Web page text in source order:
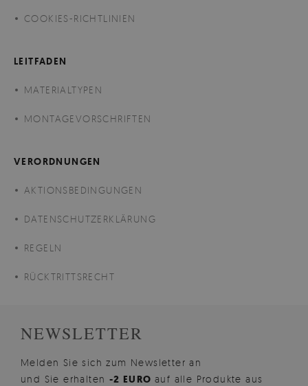
COOKIES-RICHTLINIEN
LEITFADEN
MATERIALTYPEN
MONTAGEVORSCHRIFTEN
VERORDNUNGEN
AKTIONSBEDINGUNGEN
DATENSCHUTZERKLÄRUNG
REGELN
RÜCKTRITTSRECHT
NEWSLETTER
Melden Sie sich zum Newsletter an
und Sie erhalten -2 EUROauf alle Produkte aus